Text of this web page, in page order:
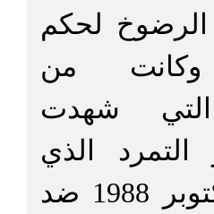
لحكم
وكانت من
التي شهدت
الذي
اندلع في أكتوبر 1988 ضد